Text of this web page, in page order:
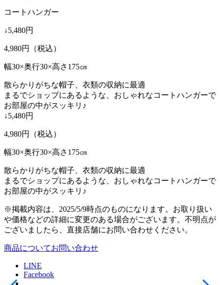
コートハンガー
↓5,480円
4,980円（税込）
幅30×奥行30×高さ175㎝
散らかりがちな帽子、衣類の収納に最適
まるでショップにあるような、おしゃれなコートハンガーで
お部屋の中がスッキリ♪
↓5,480円
4,980円（税込）
幅30×奥行30×高さ175㎝
散らかりがちな帽子、衣類の収納に最適
まるでショップにあるような、おしゃれなコートハンガーで
お部屋の中がスッキリ♪
※掲載内容は、2025/5/9時点のものになります。お取り扱い
や価格などの詳細に変更のある場合がございます。不明点が
ございましたら、直接店舗にお問い合わせください。
商品についてお問い合わせ
LINE
Facebook